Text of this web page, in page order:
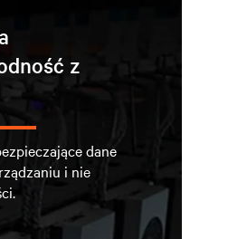
z
dane
i nie